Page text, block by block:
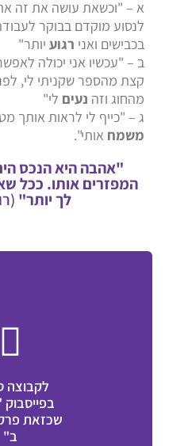
א – "וכשאת עושה את זה
לנסוע מוקדם בבוקר
בכבישים ואני רגועיותר"
ב – "עכשיו אני יכולה
קצת מהספר שקניתי לי,
מהחוג וזה נעים לי"
ג – "כייף לי לראות אותך
משמח אותי".
"אהבה היא הנכס
המפזרים אותו. ככל
לך יותר"
לקבוצה
בפייסבוק
שכזאת
ב"